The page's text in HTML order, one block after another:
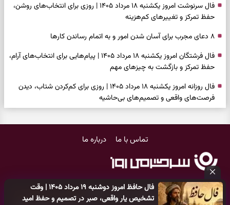
فال حافظ امروز دوشنبه ۱۹ مرداد ۱۴۰۵ | وقت
تشخیص یار واقعی، صبر در تصمیم و حفظ امید
فال سرنوشت امروز یکشنبه ۱۸ مرداد ۱۴۰۵ | روزی برای انتخاب‌های روشن،
حفظ تمرکز و تغییرهای کم‌هزینه
۸ دعای مجرب برای آسان شدن امور و به اتمام رساندن کار‌ها
فال فرشتگان امروز یکشنبه ۱۸ مرداد ۱۴۰۵ | پیام‌هایی برای انتخاب‌های آرام،
حفظ تمرکز و بازگشت به چیزهای مهم
فال روزانه امروز یکشنبه ۱۸ مرداد ۱۴۰۵ | روزی برای کم‌کردن شتاب، دیدن
فرصت‌های واقعی و تصمیم‌های بی‌حاشیه
واقعی، کم‌کردن بار اضافه و تصمیم بدون عجله
حفظ چیزهایی که ارزش ماندن دارند
تماس با ما درباره ما
کلیه حقوق مادی و معنوی این سایت متعلق بهپایگاه خبری سرگرمی روز